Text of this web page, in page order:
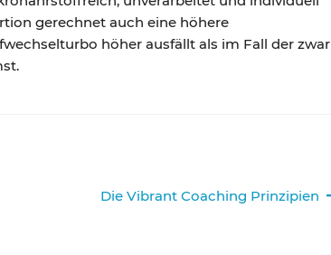
gerechnet auch eine höhere
höher ausfällt als im Fall der zwar
Nächster
Die Vibrant Coaching Prinzipien